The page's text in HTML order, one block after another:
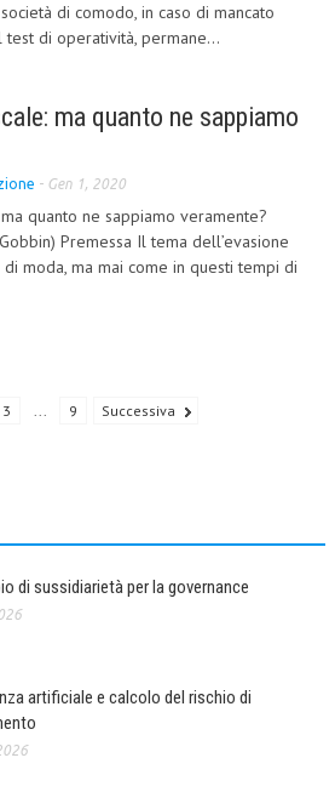
di comodo, in caso di mancato
di operatività, permane...
ma quanto ne sappiamo
- Gen 1, 2020
quanto ne sappiamo veramente?
Premessa Il tema dell’evasione
moda, ma mai come in questi tempi di
3 ... 9 Successiva
di sussidiarietà per la governance
artificiale e calcolo del rischio di